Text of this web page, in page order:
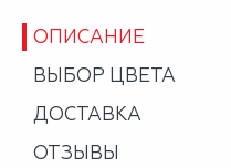
ОПИСАНИЕ
ВЫБОР ЦВЕТА
ДОСТАВКА
ОТЗЫВЫ